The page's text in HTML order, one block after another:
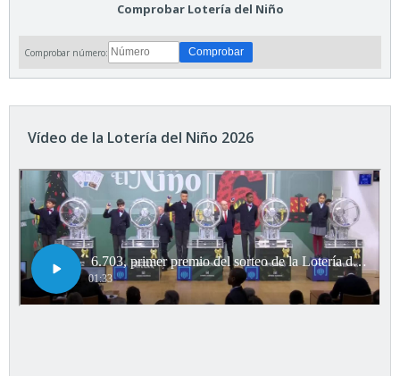
Comprobar Lotería del Niño
Comprobar número:
Vídeo de la Lotería del Niño 2026